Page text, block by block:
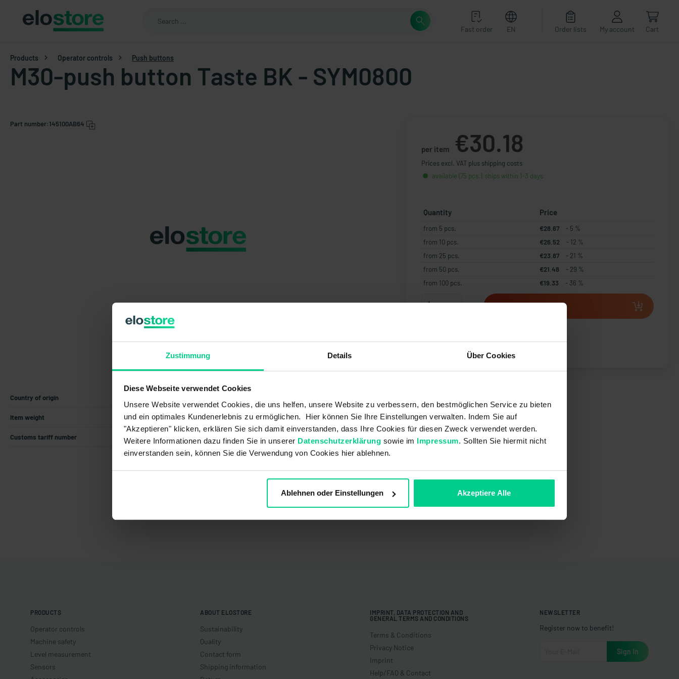
Zustimmung Details Über Cookies
Diese Webseite verwendet Cookies
Unsere Website verwendet Cookies, die uns helfen, unsere Website zu verbessern, den bestmöglichen Service zu bieten
und ein optimales Kundenerlebnis zu ermöglichen. Hier können Sie Ihre Einstellungen verwalten. Indem Sie auf
"Akzeptieren" klicken, erklären Sie sich damit einverstanden, dass Ihre Cookies für diesen Zweck verwendet werden.
Weitere Informationen dazu finden Sie in unserer Datenschutzerklärung sowie im Impressum. Sollten Sie hiermit nicht
einverstanden sein, können Sie die Verwendung von Cookies hier ablehnen.
Ablehnen oder Einstellungen Akzeptiere Alle
Fast order EN Order lists My account Cart
Products Operator controls Push buttons
M30-push button Taste BK - SYM0800
Part number:145100AB64
per item €30.18
Prices excl. VAT plus shipping costs
available (75 pcs.), ships within 1-3 days
Quantity Price
from 5 pcs. €28.67
- 5 %
from 10 pcs.
€26.52
- 12 %
from 25 pcs.
€23.87
- 21 %
from 50 pcs.
€21.48
- 29 %
from 100 pcs.
€19.33 - 36 %
Add to shopping cart
Country of origin
Item weight 0.043 kg
Customs tariff number 85365011
PRODUCTS
Operator controls
Machine safety
Level measurement
Sensors
ABOUT ELOSTORE
Sustainability
Quality
Contact form
Shipping information
IMPRINT, DATA PROTECTION AND
GENERAL TERMS AND CONDITIONS
Terms & Conditions
Privacy Notice
Imprint
Help/FAQ & Contact
NEWSLETTER
Register now to benefit!